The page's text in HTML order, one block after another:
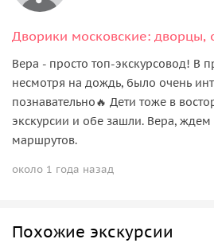
Вера - просто топ-экскурсовод! В
несмотря на дождь, было очень
познавательно🔥 Дети тоже в
экскурсии и обе зашли. Вера,
маршрутов.
около 1 года назад
Похожие экскурсии